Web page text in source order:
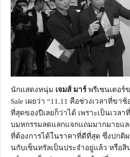
นักแสดงหนุ่ม เจมส์ มาร์พรีเซนเตอร์
Sale เผยว่า “11.11 คือช่วงเวลาที่ขา
ที่สุดของปีเลยก็ว่าได้ เพราะเป็นเวลา
บมหกรรมลดแลกแจกแถมมากมายแล
ที่ต้องการได้ในราคาที่ดีที่สุด ซึ่งปก
นกับเซ็นทรัลเป็นประจำอยู่แล้ว หรือ